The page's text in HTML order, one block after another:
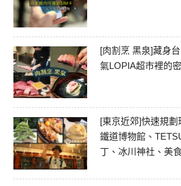
[肉割烹 黑泉]藏身
氣LOPIA超市裡的
[東京近郊]快速規
鐵道博物館、
丁、冰川神社、美